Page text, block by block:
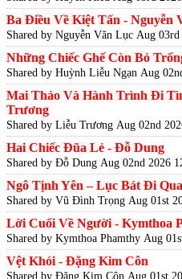
Ba Điều Về Kiệt Tấn - Nguyễn
Shared by Nguyễn Văn Lục Aug
Những Chiếc Ghế Còn Bỏ
Shared by Huỳnh Liễu Ngạn Aug
Mai Thảo Và Hành Trình Đi
Trương
Shared by Liễu Trương Aug 02nd
Hai Chiếc Đũa Lẻ - Đỗ Dung
Shared by Đỗ Dung Aug 02nd 2026
Ngô Tịnh Yên – Lục Bát Đi
Shared by Vũ Đình Trọng Aug 01st
Lời Cuối Về Người - Kymthoa
Shared by Kymthoa Phamthy Aug
Vệt Khói - Đặng Kim Côn
Shared by Đặng Kim Côn Aug 01st